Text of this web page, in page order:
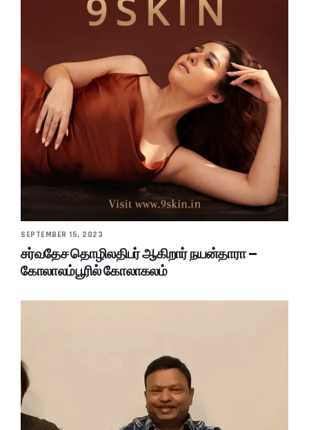
SEPTEMBER 15, 2023
சர்வதேச தொழிலதிபர் ஆகிறார் நயன்தாரா –
கோலாலம்பூரில் கோலாகலம்